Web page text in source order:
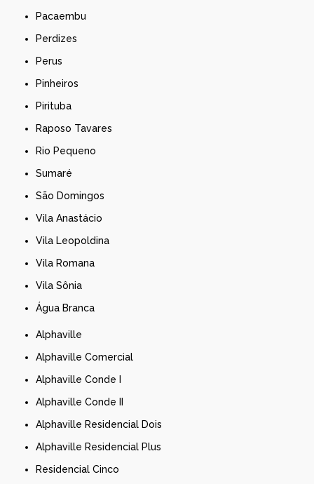
Pacaembu
Perdizes
Perus
Pinheiros
Pirituba
Raposo Tavares
Rio Pequeno
Sumaré
São Domingos
Vila Anastácio
Vila Leopoldina
Vila Romana
Vila Sônia
Água Branca
Alphaville
Alphaville Comercial
Alphaville Conde I
Alphaville Conde II
Alphaville Residencial Dois
Alphaville Residencial Plus
Residencial Cinco